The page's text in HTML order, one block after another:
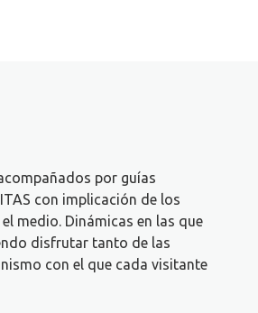
por guías
con implicación de los
medio. Dinámicas en las que
disfrutar tanto de las
con el que cada visitante